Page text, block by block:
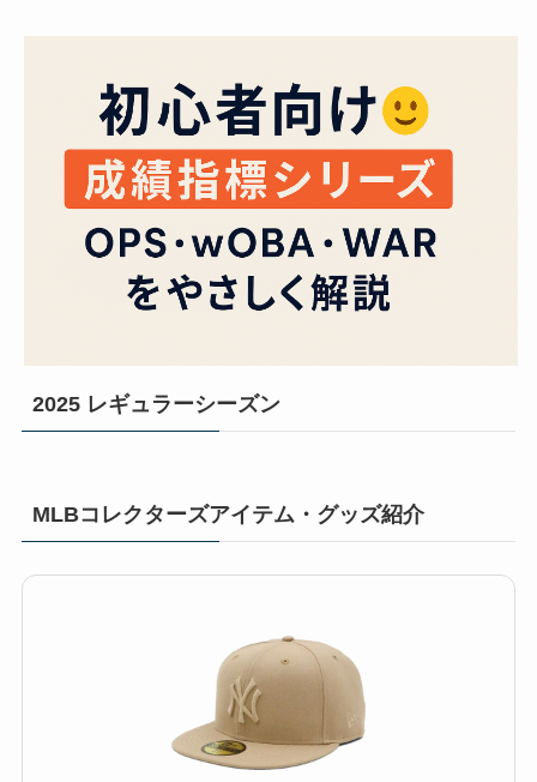
2025 レギュラーシーズン
MLBコレクターズアイテム・グッズ紹介